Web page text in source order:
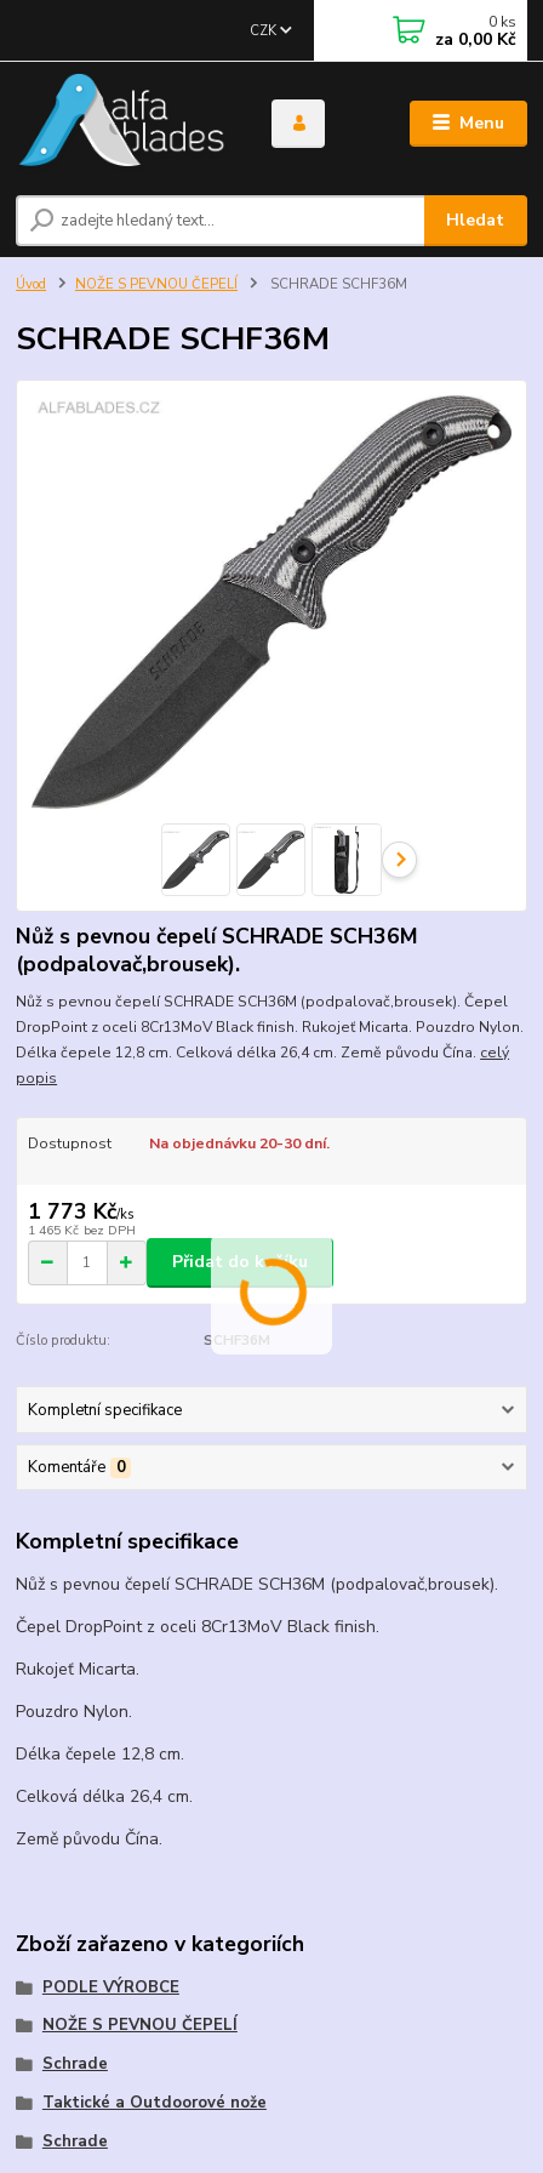
Menu
CZK
Hledat
0 ks
za 0,00 Kč
Úvod NOŽE S PEVNOU ČEPELÍ SCHRADE SCHF36M
SCHRADE SCHF36M
Nůž s pevnou čepelí SCHRADE SCH36M
(podpalovač,brousek).
Nůž s pevnou čepelí SCHRADE SCH36M (podpalovač,brousek). Čepel
DropPoint z oceli 8Cr13MoV Black finish. Rukojeť Micarta. Pouzdro Nylon.
Délka čepele 12,8 cm. Celková délka 26,4 cm. Země původu Čína. celý
popis
Dostupnost Na objednávku 20-30 dní.
1 773 Kč/ks
1 465 Kč bez DPH
Přidat do košíku
Číslo produktu: SCHF36M
Kompletní specifikace
Komentáře 0
Kompletní specifikace
Nůž s pevnou čepelí SCHRADE SCH36M (podpalovač,brousek).
Čepel DropPoint z oceli 8Cr13MoV Black finish.
Rukojeť Micarta.
Pouzdro Nylon.
Délka čepele 12,8 cm.
Celková délka 26,4 cm.
Země původu Čína.
Zboží zařazeno v kategoriích
PODLE VÝROBCE
NOŽE S PEVNOU ČEPELÍ
Schrade
Taktické a Outdoorové nože
Schrade